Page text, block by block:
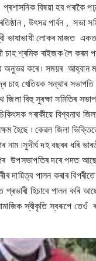
বিষয়া হব পৰাকৈ
, উৎসৱ পাৰ্বন , সভা
ভাষাভাষী লোকৰ মাজত
শ্ৰমিক ৰাইজক লৈ কৰম
অনুভৱ কৰে ৷ সময়ৰ আহ্বান
খেতিয়ক সন্থাৰ সভাপতি
জিলা বিহু সুৰক্ষা সমিতিৰ
গৰাকীয়ে বিশ্বনাথ
হৈছে ৷ কেৱল জিলা
৷সুদীৰ্ঘ দহ বছৰৰ ধৰি
উপসভাপতিৰ দৰে পদত
দায়িত্ব পালন কৰাৰ
হিচাবে পালন কৰি
স্বীকৃতি স্বৰূপে তেওঁ